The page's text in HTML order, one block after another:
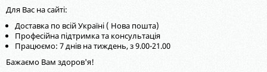
Для Вас на сайті:
Доставка по всій Україні ( Нова пошта)
Професійна підтримка та консультація
Працюємо: 7 днів на тиждень, з 9.00-21.00
Бажаємо Вам здоров'я!